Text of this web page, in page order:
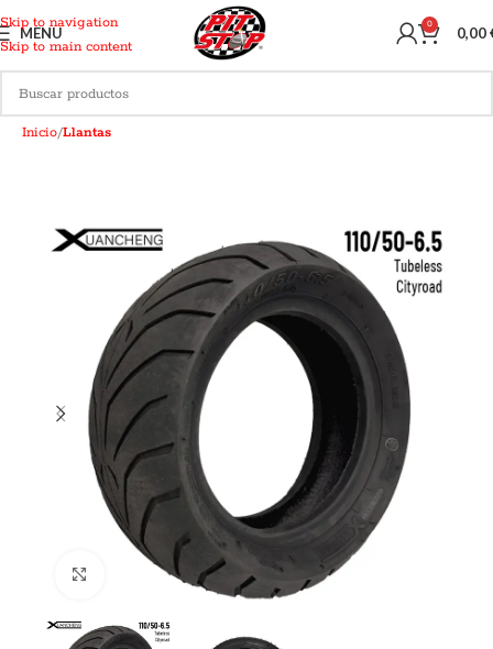
Skip to navigation
Skip to main content
MENU 0 0,00
Inicio Llantas